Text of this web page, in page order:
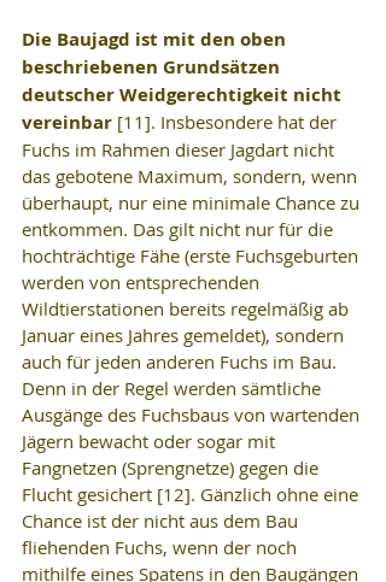
Die Baujagd ist mit den oben
beschriebenen Grundsätzen
deutscher Weidgerechtigkeit nicht
vereinbar [11]. Insbesondere hat der
Fuchs im Rahmen dieser Jagdart nicht
das gebotene Maximum, sondern, wenn
überhaupt, nur eine minimale Chance zu
entkommen. Das gilt nicht nur für die
hochträchtige Fähe (erste Fuchsgeburten
werden von entsprechenden
Wildtierstationen bereits regelmäßig ab
Januar eines Jahres gemeldet), sondern
auch für jeden anderen Fuchs im Bau.
Denn in der Regel werden sämtliche
Ausgänge des Fuchsbaus von wartenden
Jägern bewacht oder sogar mit
Fangnetzen (Sprengnetze) gegen die
Flucht gesichert [12]. Gänzlich ohne eine
Chance ist der nicht aus dem Bau
fliehenden Fuchs, wenn der noch
mithilfe eines Spatens in den Baugängen